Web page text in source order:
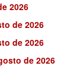
2026
de 2026
de 2026
de 2026